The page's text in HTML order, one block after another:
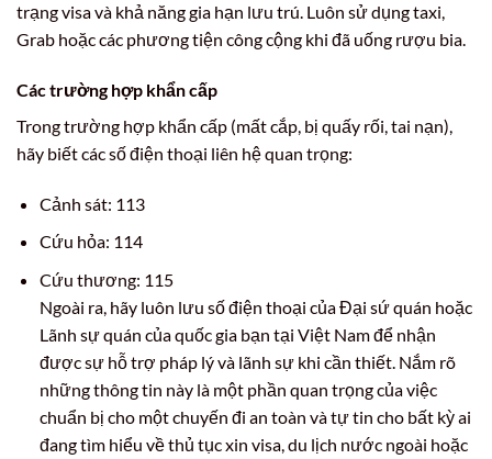
trạng visa và khả năng gia hạn lưu trú. Luôn sử dụng taxi,
Grab hoặc các phương tiện công cộng khi đã uống rượu bia.
Các trường hợp khẩn cấp
Trong trường hợp khẩn cấp (mất cắp, bị quấy rối, tai nạn),
hãy biết các số điện thoại liên hệ quan trọng:
Cảnh sát: 113
Cứu hỏa: 114
Cứu thương: 115
Ngoài ra, hãy luôn lưu số điện thoại của Đại sứ quán hoặc
Lãnh sự quán của quốc gia bạn tại Việt Nam để nhận
được sự hỗ trợ pháp lý và lãnh sự khi cần thiết. Nắm rõ
những thông tin này là một phần quan trọng của việc
chuẩn bị cho một chuyến đi an toàn và tự tin cho bất kỳ ai
đang tìm hiểu về thủ tục xin visa, du lịch nước ngoài hoặc